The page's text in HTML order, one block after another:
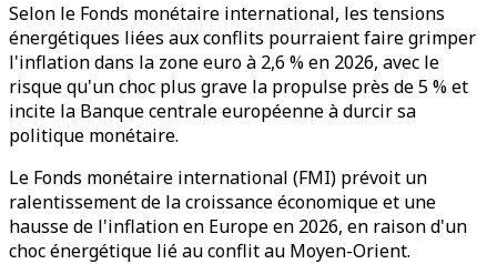
Selon le Fonds monétaire international, les tensions
énergétiques liées aux conflits pourraient faire grimper
l'inflation dans la zone euro à 2,6 % en 2026, avec le
risque qu'un choc plus grave la propulse près de 5 % et
incite la Banque centrale européenne à durcir sa
politique monétaire.
Le Fonds monétaire international (FMI) prévoit un
ralentissement de la croissance économique et une
hausse de l'inflation en Europe en 2026, en raison d'un
choc énergétique lié au conflit au Moyen-Orient.